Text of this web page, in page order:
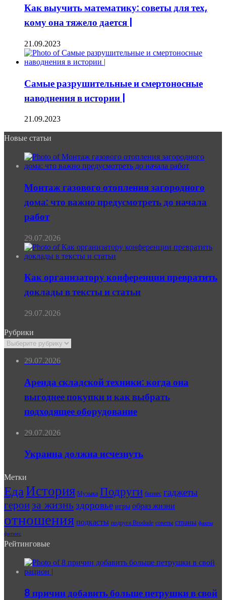
Как выучить математику: советы для тех,
кому она тяжело дается |
21.09.2023
Самые разрушительные и смертоносные
наводнения в истории |
21.09.2023
Новые статьи
Монтаж газового отопления загородного
дома: что важно предусмотреть до начала
работ
29.07.2026
Как организатору конференции превратить
доклады в тексты и статьи
29.07.2026
Рубрики
Рубрики
29.07.2026
Аренда складской техники: когда она
выгоднее покупки и как выбрать
подходящее оборудование
29.07.2026
Украина должна исчезнуть
Метки
ЕдаИстория Музыка Подруги бизнес гаджеты
герои за жизнь здоровье игры образ жизни
отношения подкасты подруга Brodude советы страны факты
фитнес
Рейтинговые
8 причин добавить больше петрушки в свой